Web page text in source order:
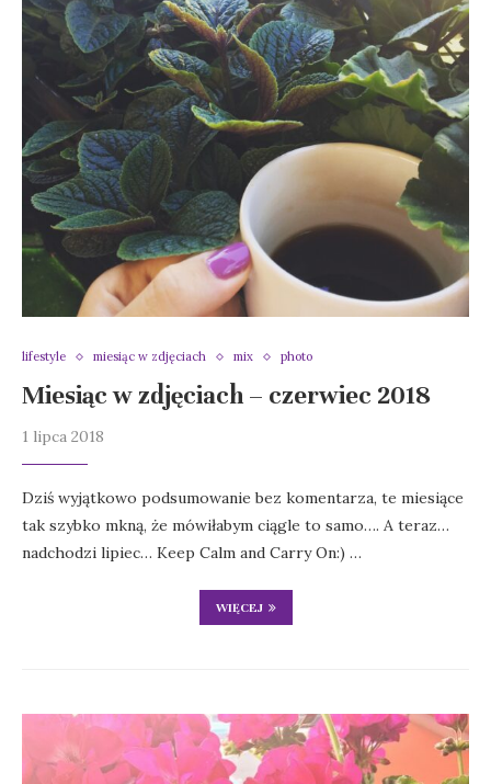
lifestyle miesiąc w zdjęciach mix photo
Miesiąc w zdjęciach – czerwiec 2018
1 lipca 2018
Dziś wyjątkowo podsumowanie bez komentarza, te miesiące
tak szybko mkną, że mówiłabym ciągle to samo…. A teraz…
nadchodzi lipiec… Keep Calm and Carry On:) …
WIĘCEJ